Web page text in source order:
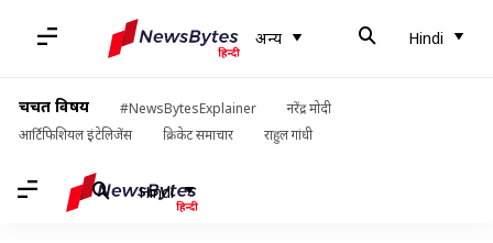
अन्य Hindi
चर्चित विषय #NewsBytesExplainer
नरेंद्र मोदी
आर्टिफिशियल इंटेलिजेंस
क्रिकेट समाचार राहुल गांधी
Hindi